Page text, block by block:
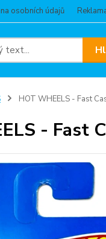
osobních údajů
HOT WHEELS - Fast
- Fast